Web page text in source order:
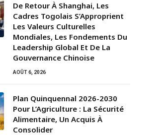
De Retour À Shanghai, Les
Cadres Togolais S’Approprient
Les Valeurs Culturelles
Mondiales, Les Fondements Du
Leadership Global Et De La
Gouvernance Chinoise
AOÛT 6, 2026
Plan Quinquennal 2026-2030
Pour L’Agriculture : La Sécurité
Alimentaire, Un Acquis À
Consolider